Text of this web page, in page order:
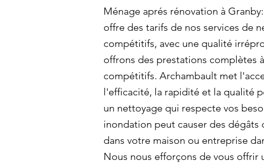
Ménage aprés rénovation à
offre des tarifs de nos services de
compétitifs, avec une qualité
offrons des prestations complètes
compétitifs. Archambault met
l'efficacité, la rapidité et la qualité
un nettoyage qui respecte vos
inondation peut causer des dégâts
dans votre maison ou entreprise
Nous nous efforçons de vous offrir